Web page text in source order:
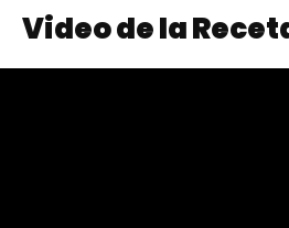
Video de la